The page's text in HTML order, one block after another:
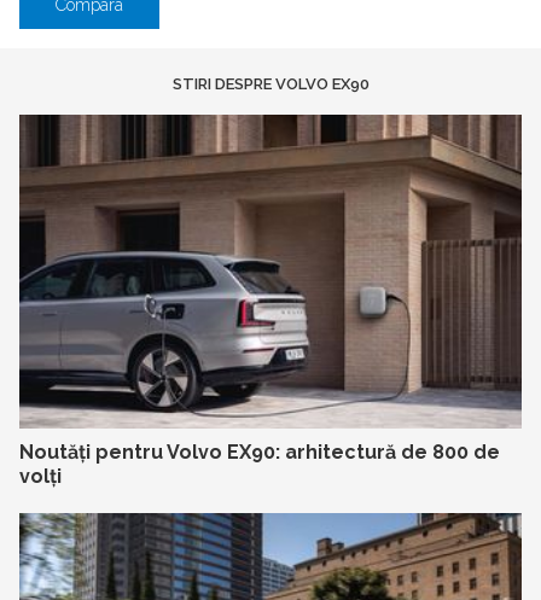
Compara
STIRI DESPRE VOLVO EX90
Noutăți pentru Volvo EX90: arhitectură de 800 de
volți